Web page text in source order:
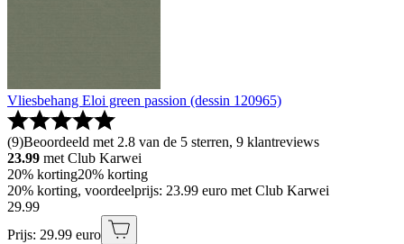
Vliesbehang Eloi green passion (dessin 120965)
(9)Beoordeeld met 2.8 van de 5 sterren, 9 klantreviews
23.99 met Club Karwei
20% korting20% korting
20% korting, voordeelprijs: 23.99 euro met Club Karwei
29.99
Prijs: 29.99 euro